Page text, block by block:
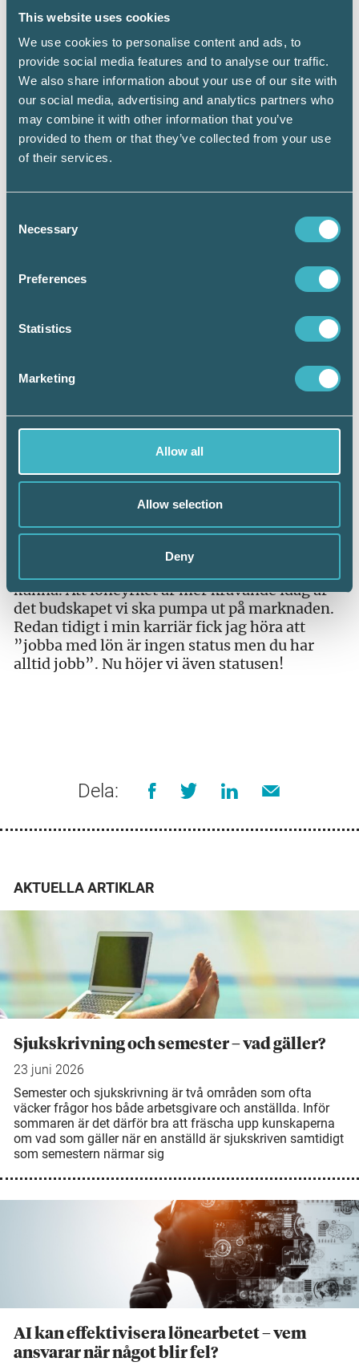
This website uses cookies
We use cookies to personalise content and ads, to
provide social media features and to analyse our traffic.
We also share information about your use of our site with
our social media, advertising and analytics partners who
may combine it with other information that you’ve
provided to them or that they’ve collected from your use
of their services.
Selection
Necessary
Preferences
Statistics
Marketing
Allow all
Allow selection
Deny
med nyheter, du får inte stagnera.
– Vi kan också se att det är ett mycket högre
tryck på löneutbildningar än tidigare,
fortsätter Zennie. Löneadministratör är ett
yrke där det finns goda möjligheter att få jobb,
det är svårt idag att rekrytera lönekompetens,
alla specialister sugs upp direkt. Demografiskt
är det också ett framtidsyrke, det blir snart
nätverksträff, berättar Zennie. Där var det en
lönechef som kom fram till mig efteråt och
behöver en större budget för att behålla min
vinkling.
på yrkesrollen är det betydligt fler
lönekonsulter som kommer att få en
– Löneyrket är ju av tradition ett kvinnoyrke,
länge haft oförtjänt låg status. Lön har blivit
mycket mer komplext på senare tid, det är en
kunna. Att löneyrket är mer krävande idag är
det budskapet vi ska pumpa ut på marknaden.
Redan tidigt i min karriär fick jag höra att
”jobba med lön är ingen status men du har
alltid jobb”. Nu höjer vi även statusen!
Dela:
AKTUELLA ARTIKLAR
Sjukskrivning och semester – vad gäller?
23 juni 2026
Semester och sjukskrivning är två områden som ofta
väcker frågor hos både arbetsgivare och anställda. Inför
sommaren är det därför bra att fräscha upp kunskaperna
om vad som gäller när en anställd är sjukskriven samtidigt
som semestern närmar sig
AI kan effektivisera lönearbetet – vem
ansvarar när något blir fel?